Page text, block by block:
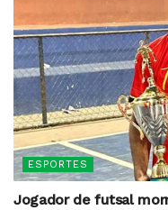
ESPORTES
Jogador de futsal